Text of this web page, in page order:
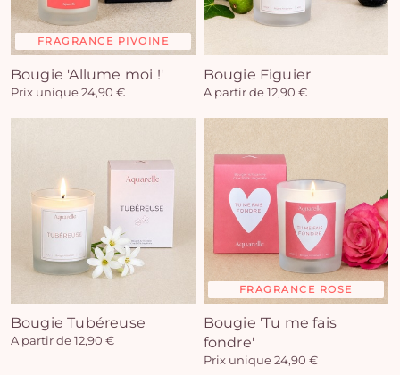
FRAGRANCE PIVOINE
Bougie 'Allume moi !'
Prix unique 24,90 €
Bougie Figuier
A partir de 12,90 €
Bougie Tubéreuse
A partir de 12,90 €
FRAGRANCE ROSE
Bougie 'Tu me fais
fondre'
Prix unique 24,90 €